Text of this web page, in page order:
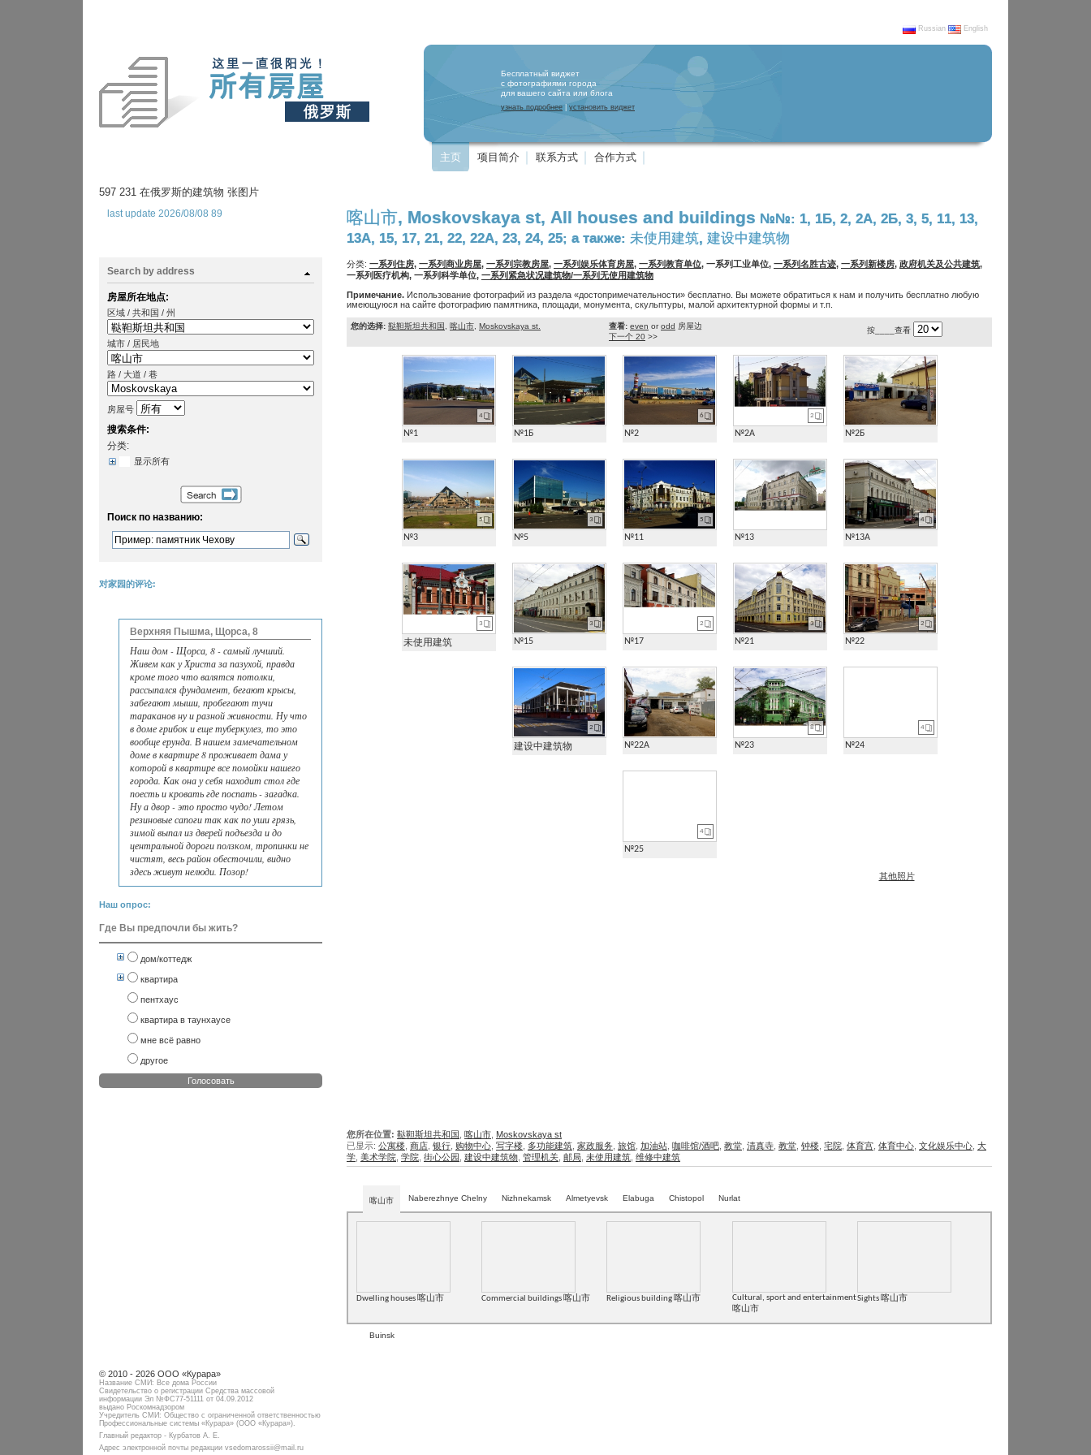
Russian English
Бесплатный виджет
с фотографиями города
для вашего сайта или блога
узнать подробнее установить виджет
主页 项目简介 联系方式 合作方式
597 231 在俄罗斯的建筑物 张图片
last update 2026/08/08 89
Search by address
房屋所在地点:
区域 / 共和国 / 州
城市 / 居民地
路 / 大道 / 巷
房屋号
搜索条件:
分类:
显示所有
Поиск по названию:
对家园的评论:
Верхняя Пышма, Щорса, 8
Наш дом - Щорса, 8 - самый лучший.
Живем как у Христа за пазухой, правда
кроме того что валятся потолки,
рассыпался фундамент, бегают крысы,
забегают мыши, пробегают тучи
тараканов ну и разной живности. Ну что
в доме грибок и еще туберкулез, то это
вообще ерунда. В нашем замечательном
доме в квартире 8 проживает дама у
которой в квартире все помойки нашего
города. Как она у себя находит стол где
поесть и кровать где поспать - загадка.
Ну а двор - это просто чудо! Летом
резиновые сапоги так как по уши грязь,
зимой выпал из дверей подъезда и до
центральной дороги ползком, тропинки не
чистят, весь район обесточили, видно
здесь живут нелюди. Позор!
Наш опрос:
Где Вы предпочли бы жить?
дом/коттедж
квартира
пентхаус
квартира в таунхаусе
мне всё равно
другое
Голосовать
喀山市, Moskovskaya st, All houses and buildings №№: 1, 1Б, 2, 2А, 2Б, 3, 5, 11, 13,
13А, 15, 17, 21, 22, 22А, 23, 24, 25; а также: 未使用建筑, 建设中建筑物
分类: 一系列住房, 一系列商业房屋, 一系列宗教房屋, 一系列娱乐体育房屋, 一系列教育单位, 一系列工业单位, 一系列名胜古迹, 一系列新楼房, 政府机关及公共建筑,
一系列医疗机构, 一系列科学单位, 一系列紧急状况建筑物/一系列无使用建筑物
Примечание. Использование фотографий из раздела «достопримечательности» бесплатно. Вы можете обратиться к нам и получить бесплатно любую
имеющуюся на сайте фотографию памятника, площади, монумента, скульптуры, малой архитектурной формы и т.п.
您的选择: 鞑靼斯坦共和国 喀山市 Moskovskaya st. 查看: even orodd 房屋边
下一个 20 >>
按____查看
№1
4
№1Б №2
6
№2А
2
№2Б
№3
5
№5
3
№11
5
№13 №13А
4
未使用建筑
3
№15
3
№17
2
№21
3
№22
2
建设中建筑物
2
№22А №23
8
№24
4
№25
4
其他照片
您所在位置: 鞑靼斯坦共和国 喀山市 Moskovskaya st
已显示: 公寓楼 商店 银行 购物中心 写字楼 多功能建筑 家政服务 旅馆 加油站 咖啡馆/酒吧 教堂 清真寺 教堂 钟楼 宅院 体育宫 体育中心 文化娱乐中心 大
学 美术学院 学院 街心公园 建设中建筑物 管理机关 邮局 未使用建筑 维修中建筑
喀山市 Naberezhnye Chelny Nizhnekamsk Almetyevsk Elabuga Chistopol Nurlat
Dwelling houses 喀山市 Commercial buildings 喀山市 Religious building 喀山市
Cultural, sport and entertainment
喀山市
Sights 喀山市
Buinsk
© 2010 - 2026 ООО «Курара»
Название СМИ: Все дома России
Свидетельство о регистрации Средства массовой
информации Эл №ФC77-51111 от 04.09.2012
выдано Роскомнадзором
Учредитель СМИ: Общество с ограниченной ответственностью
Профессиональные системы «Курара» (ООО «Курара»).
Главный редактор - Курбатов А. Е.
Адрес электронной почты редакции vsedomarossii@mail.ru